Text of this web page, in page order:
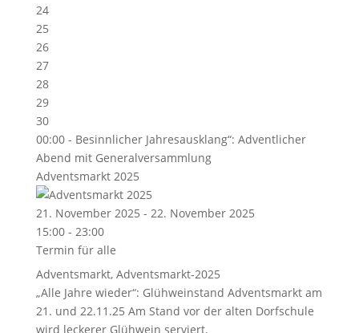
24
25
26
27
28
29
30
00:00 - Besinnlicher Jahresausklang“: Adventlicher
Abend mit Generalversammlung
Adventsmarkt 2025
21. November 2025 - 22. November 2025
15:00 - 23:00
Termin für alle
Adventsmarkt, Adventsmarkt-2025
„Alle Jahre wieder“: Glühweinstand Adventsmarkt am
21. und 22.11.25 Am Stand vor der alten Dorfschule
wird leckerer Glühwein serviert.